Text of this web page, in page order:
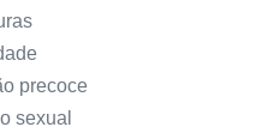
precoce
sexual